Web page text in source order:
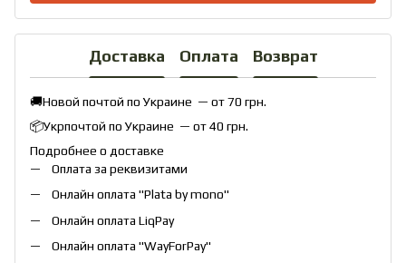
Доставка Оплата Возврат
🚚Новой почтой по Украине — от 70 грн.
📦Укрпочтой по Украине — от 40 грн.
Подробнее о доставке
Оплата за реквизитами
Онлайн оплата "Plata by mono"
Онлайн оплата LiqPay
Онлайн оплата "WayForPay"